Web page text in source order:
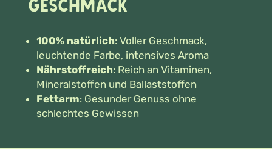
Geschmack
100% natürlich: Voller Geschmack,
leuchtende Farbe, intensives Aroma
Nährstoffreich: Reich an Vitaminen,
Mineralstoffen und Ballaststoffen
Fettarm: Gesunder Genuss ohne
schlechtes Gewissen